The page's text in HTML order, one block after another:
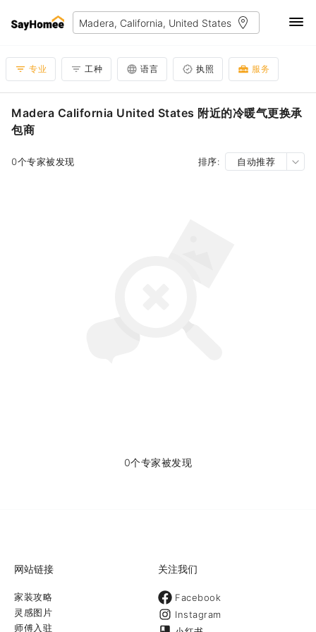
专业 工种 语言 执照 服务
Madera California United States 附近的冷暖气更换承
包商
0个专家被发现 排序: 自动推荐
0个专家被发现
网站链接
家装攻略
灵感图片
师傅入驻
关注我们
Facebook
Instagram